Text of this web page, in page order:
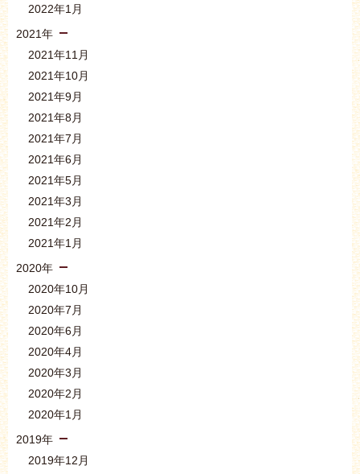
2022年1月
2021年
2021年11月
2021年10月
2021年9月
2021年8月
2021年7月
2021年6月
2021年5月
2021年3月
2021年2月
2021年1月
2020年
2020年10月
2020年7月
2020年6月
2020年4月
2020年3月
2020年2月
2020年1月
2019年
2019年12月